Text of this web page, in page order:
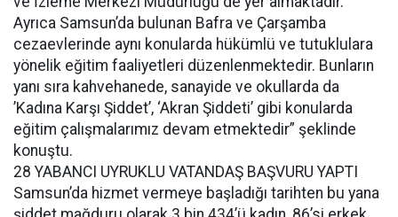
Ayrıca Samsun’da bulunan Bafra ve Çarşamba
cezaevlerinde aynı konularda hükümlü ve tutuklulara
yönelik eğitim faaliyetleri düzenlenmektedir. Bunların
yanı sıra kahvehanede, sanayide ve okullarda da
’Kadına Karşı Şiddet’, ‘Akran Şiddeti’ gibi konularda
eğitim çalışmalarımız devam etmektedir” şeklinde
konuştu.
28 YABANCI UYRUKLU VATANDAŞ BAŞVURU YAPTI
Samsun’da hizmet vermeye başladığı tarihten bu yana